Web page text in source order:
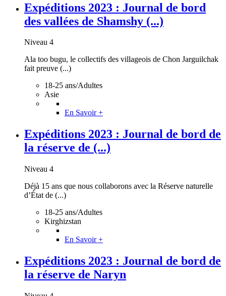
Expéditions 2023 : Journal de bord
des vallées de Shamshy (...)
Niveau 4
Ala too bugu, le collectifs des villageois de Chon Jarguilchak
fait preuve (...)
18-25 ans/Adultes
Asie
En Savoir +
Expéditions 2023 : Journal de bord de
la réserve de (...)
Niveau 4
Déjà 15 ans que nous collaborons avec la Réserve naturelle
d’État de (...)
18-25 ans/Adultes
Kirghizstan
En Savoir +
Expéditions 2023 : Journal de bord de
la réserve de Naryn